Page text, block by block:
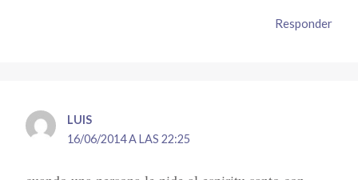
Responder
LUIS
16/06/2014 A LAS 22:25